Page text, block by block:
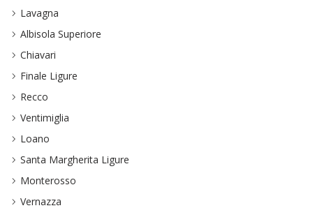
Lavagna
Albisola Superiore
Chiavari
Finale Ligure
Recco
Ventimiglia
Loano
Santa Margherita Ligure
Monterosso
Vernazza